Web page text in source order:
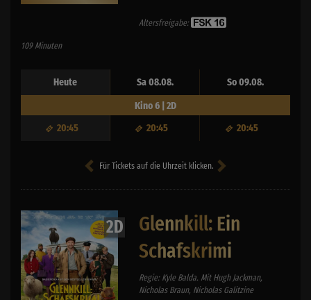
Altersfreigabe:
109 Minuten
Heute Sa 08.08. So 09.08.
20:45 20:45 20:45
Kino 6 | 2D
Für Tickets auf die Uhrzeit klicken.
2D
Glennkill: Ein
Schafskrimi
Regie: Kyle Balda. Mit Hugh Jackman,
Nicholas Braun, Nicholas Galitzine